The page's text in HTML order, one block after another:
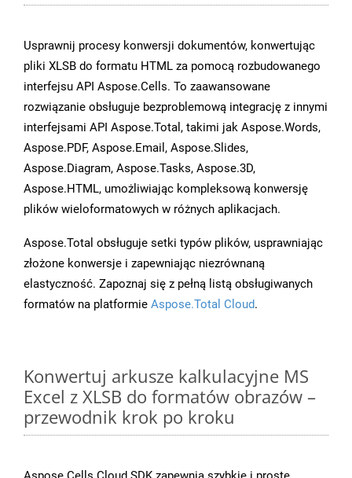
Usprawnij procesy konwersji dokumentów, konwertując
pliki XLSB do formatu HTML za pomocą rozbudowanego
interfejsu API Aspose.Cells. To zaawansowane
rozwiązanie obsługuje bezproblemową integrację z innymi
interfejsami API Aspose.Total, takimi jak Aspose.Words,
Aspose.PDF, Aspose.Email, Aspose.Slides,
Aspose.Diagram, Aspose.Tasks, Aspose.3D,
Aspose.HTML, umożliwiając kompleksową konwersję
plików wieloformatowych w różnych aplikacjach.
Aspose.Total obsługuje setki typów plików, usprawniając
złożone konwersje i zapewniając niezrównaną
elastyczność. Zapoznaj się z pełną listą obsługiwanych
formatów na platformie Aspose.Total Cloud.
Konwertuj arkusze kalkulacyjne MS
Excel z XLSB do formatów obrazów –
przewodnik krok po kroku